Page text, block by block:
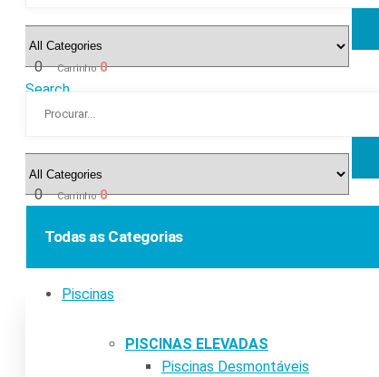
0 Carrinho0
Search
0 Carrinho0
Todas as Categorias
Piscinas
PISCINAS ELEVADAS
Piscinas Desmontáveis